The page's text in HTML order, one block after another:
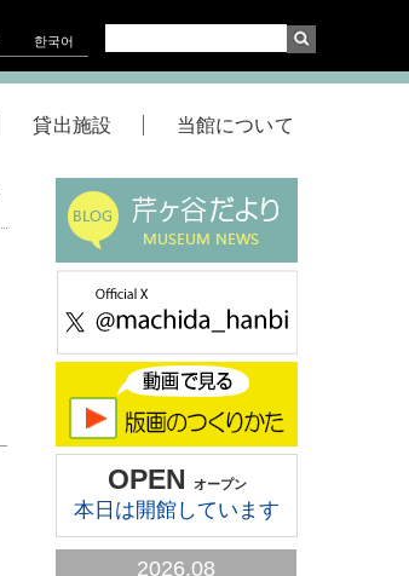
한국어
貸出施設 当館について
OPEN オープン
本日は開館しています
2026.08